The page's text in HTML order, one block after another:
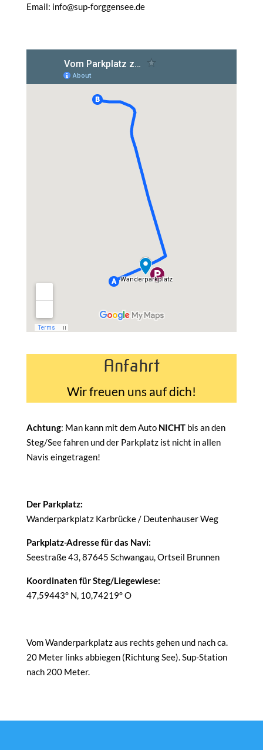
Email: info@sup-forggensee.de
Anfahrt
Wir freuen uns auf dich!
Achtung: Man kann mit dem Auto NICHT bis an den
Steg/See fahren und der Parkplatz ist nicht in allen
Navis eingetragen!
Der Parkplatz:
Wanderparkplatz Karbrücke / Deutenhauser Weg
Parkplatz-Adresse für das Navi:
Seestraße 43, 87645 Schwangau, Ortseil Brunnen
Koordinaten für Steg/Liegewiese:
47,59443° N, 10,74219° O
Vom Wanderparkplatz aus rechts gehen und nach ca.
20 Meter links abbiegen (Richtung See). Sup-Station
nach 200 Meter.